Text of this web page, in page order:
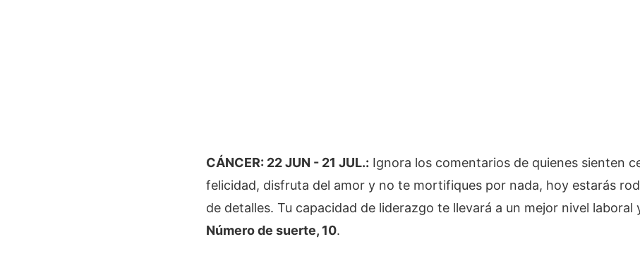
CÁNCER: 22 JUN - 21 JUL.: Ignora los comentarios de quienes sienten
felicidad, disfruta del amor y no te mortifiques por nada, hoy estarás
de detalles. Tu capacidad de liderazgo te llevará a un mejor nivel laboral
Número de suerte, 10.